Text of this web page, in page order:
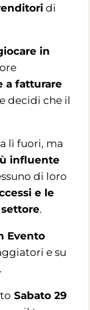
di
in
a fatturare
decidi che il
lì fuori, ma
influente
di loro
e le
.
Evento
e su
Sabato 29